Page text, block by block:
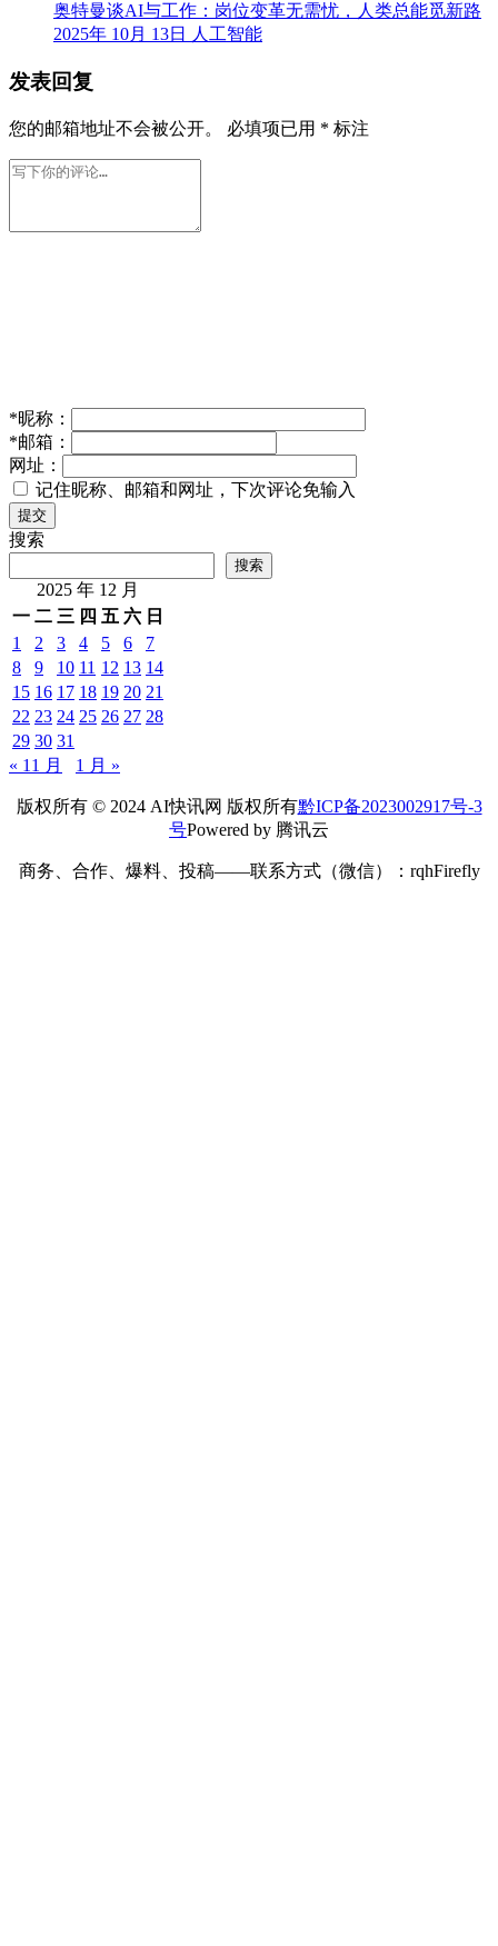
奥特曼谈AI与工作：岗位变革无需忧，人类总能觅新路
2025年 10月 13日
人工智能
发表回复
您的邮箱地址不会被公开。 必填项已用 * 标注
*昵称：
*邮箱：
网址：
记住昵称、邮箱和网址，下次评论免输入
提交
搜索
搜索
2025 年 12 月
一 二 三 四 五 六 日
1
2 3 4 5 6
7
8
9 10 11 12 13 14
15 16 17 18 19 20 21
22 23 24 25 26 27 28
29 30 31
« 11 月
1 月 »
版权所有 © 2024 AI快讯网 版权所有黔ICP备2023002917号-3
号Powered by 腾讯云
商务、合作、爆料、投稿——联系方式（微信）：rqhFirefly